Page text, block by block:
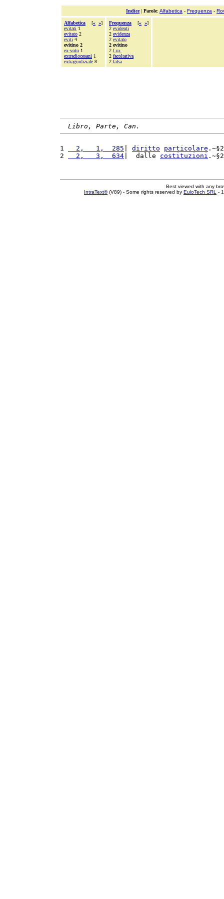
Indice| Parole: Alfabetica - Frequenza -
Alfabetica [« »]
evitati 1
evitato 2
eviti 4
evitino 2
ex-voto 1
extradiocesani 1
extragiudiziale 8
Frequenza [« »]
2 evidenti
2 evidenza
2 evitato
2 evitino
2 f.m.
2 facoltativa
2 falsa
Libro, Parte, Can.
1
  2,   1,  285
diritto particolare
2
  2,   3,  634
|  dalle costituzioni
Best viewed with any
IntraText®(V89) - Some rights reserved by EuloTech SRL -